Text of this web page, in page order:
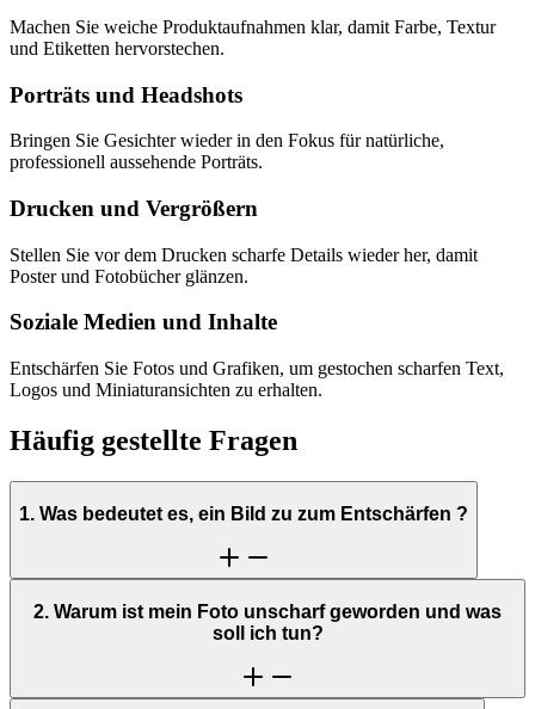
Machen Sie weiche Produktaufnahmen klar, damit Farbe, Textur
und Etiketten hervorstechen.
Porträts und Headshots
Bringen Sie Gesichter wieder in den Fokus für natürliche,
professionell aussehende Porträts.
Drucken und Vergrößern
Stellen Sie vor dem Drucken scharfe Details wieder her, damit
Poster und Fotobücher glänzen.
Soziale Medien und Inhalte
Entschärfen Sie Fotos und Grafiken, um gestochen scharfen Text,
Logos und Miniaturansichten zu erhalten.
Häufig gestellte Fragen
1. Was bedeutet es, ein Bild zu zum Entschärfen ?
2. Warum ist mein Foto unscharf geworden und was
soll ich tun?